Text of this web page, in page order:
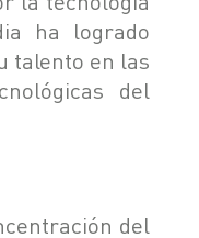
ha logrado
talento en las
del
del